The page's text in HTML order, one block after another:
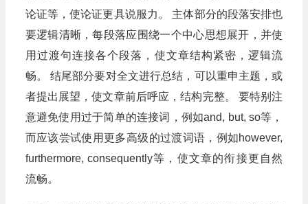
论证等，使论证更具说服力。 主体部分的段落安排也
要逻辑清晰，每段落应围绕一个中心思想展开，并使
用过渡句连接各个段落，使文章结构紧密，逻辑流
畅。 结尾部分要对全文进行总结，可以重申主题，或
者提出展望，使文章前后呼应，结构完整。 要特别注
意避免使用过于简单的连接词，例如and, but, so等，
而应该尝试使用更多高级的过渡词语，例如however,
furthermore, consequently等，使文章的衔接更自然
流畅。